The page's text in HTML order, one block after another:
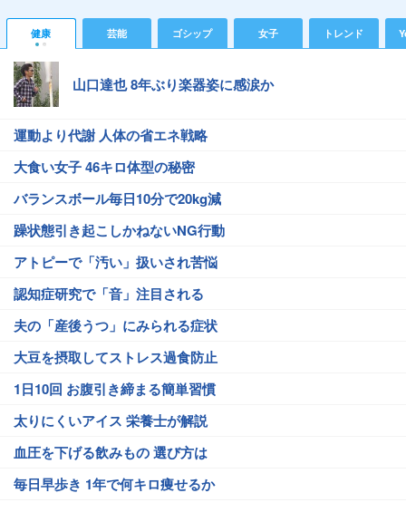
健康 芸能 ゴシップ 女子 トレンド
山口達也 8年ぶり楽器姿に感涙か
運動より代謝 人体の省エネ戦略
大食い女子 46キロ体型の秘密
バランスボール毎日10分で20kg減
躁状態引き起こしかねないNG行動
アトピーで「汚い」扱いされ苦悩
認知症研究で「音」注目される
夫の「産後うつ」にみられる症状
大豆を摂取してストレス過食防止
1日10回 お腹引き締まる簡単習慣
太りにくいアイス 栄養士が解説
血圧を下げる飲みもの 選び方は
毎日早歩き 1年で何キロ痩せるか